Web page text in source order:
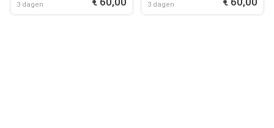
3 dagen 3 dagen